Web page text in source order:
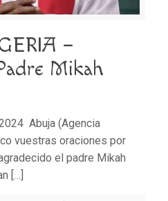
–
Mikah
Abuja (Agencia
vuestras oraciones por
el padre Mikah
[…]